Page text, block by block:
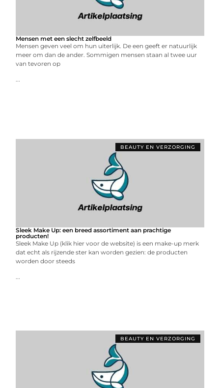
Mensen met een slecht zelfbeeld
Mensen geven veel om hun uiterlijk. De een geeft er natuurlijk
meer om dan de ander. Sommigen mensen staan al twee uur
van tevoren op
...
BEAUTY EN VERZORGING
Sleek Make Up: een breed assortiment aan prachtige
producten!
Sleek Make Up (klik hier voor de website) is een make-up merk
dat echt als rijzende ster kan worden gezien: de producten
worden door steeds
...
BEAUTY EN VERZORGING